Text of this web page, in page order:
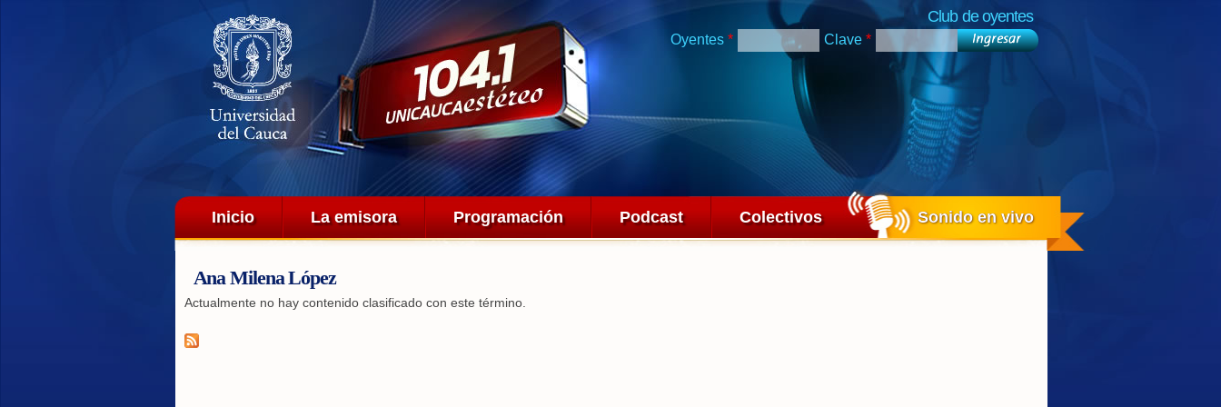
contenido
principal
Club de oyentes
Oyentes * Clave *
Menú principal
Inicio La emisora Programación Podcast Colectivos Sonido en vivo
Sonido en vivo
Ana Milena López
Actualmente no hay contenido clasificado con este término.